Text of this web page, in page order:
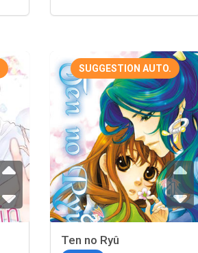
SUGGESTION AUTO.
Ten no Ryû